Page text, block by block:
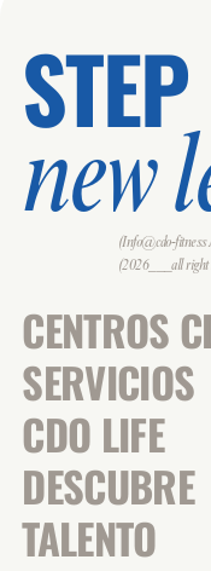
new
(Info@cdo-
(2026___all right
CENTROS
SERVICIOS
CDO LIFE
DESCUBRE
TALENTO